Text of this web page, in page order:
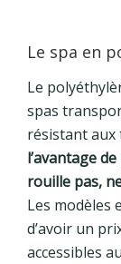
Le spa en
Le
spas
résistant aux
l’avantage
rouille pas,
Les modèles
d’avoir un
accessibles